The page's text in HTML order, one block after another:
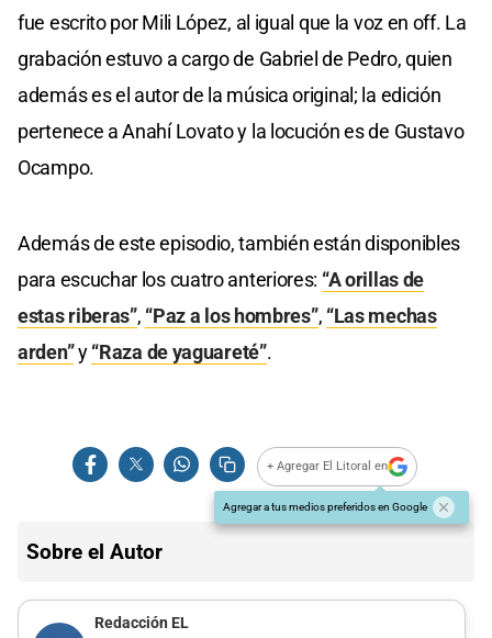
fue escrito por Mili López, al igual que la voz en off. La
grabación estuvo a cargo de Gabriel de Pedro, quien
además es el autor de la música original; la edición
pertenece a Anahí Lovato y la locución es de Gustavo
Ocampo.
Además de este episodio, también están disponibles
para escuchar los cuatro anteriores: “A orillas de
estas riberas”, “Paz a los hombres”, “Las mechas
arden”y“Raza de yaguareté”.
+ Agregar El Litoral en
Agregar a tus medios preferidos en Google
Sobre el Autor
Redacción EL